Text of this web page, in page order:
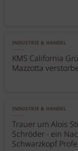
INDUSTRIE & HANDEL
KMS California
Mazzotta
INDUSTRIE & HANDEL
Trauer um Alois
Schröder - ein
Schwarzkopf